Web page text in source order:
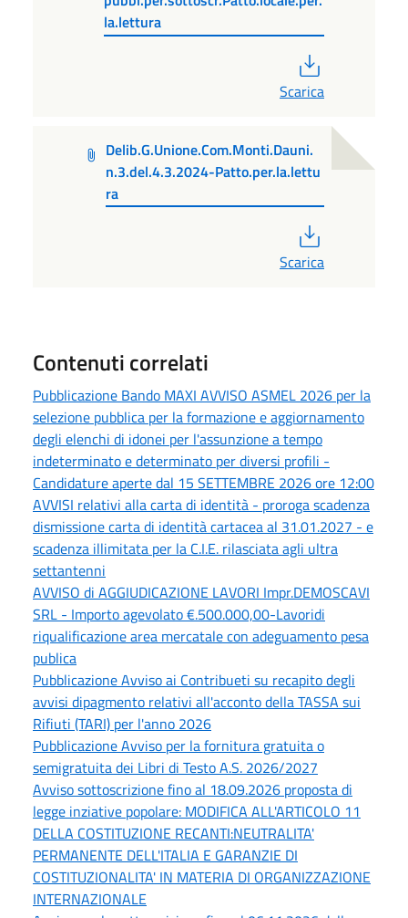
la.lettura
Scarica
Delib.G.Unione.Com.Monti.Dauni.
n.3.del.4.3.2024-Patto.per.la.lettu
ra
Scarica
Contenuti correlati
Pubblicazione Bando MAXI AVVISO ASMEL 2026 per la
selezione pubblica per la formazione e aggiornamento
degli elenchi di idonei per l'assunzione a tempo
indeterminato e determinato per diversi profili -
Candidature aperte dal 15 SETTEMBRE 2026 ore 12:00
AVVISI relativi alla carta di identità - proroga scadenza
dismissione carta di identità cartacea al 31.01.2027 - e
scadenza illimitata per la C.I.E. rilasciata agli ultra
settantenni
AVVISO di AGGIUDICAZIONE LAVORI Impr.DEMOSCAVI
SRL - Importo agevolato €.500.000,00-Lavoridi
riqualificazione area mercatale con adeguamento pesa
publica
Pubblicazione Avviso ai Contribueti su recapito degli
avvisi dipagmento relativi all'acconto della TASSA sui
Rifiuti (TARI) per l'anno 2026
Pubblicazione Avviso per la fornitura gratuita o
semigratuita dei Libri di Testo A.S. 2026/2027
Avviso sottoscrizione fino al 18.09.2026 proposta di
legge inziative popolare: MODIFICA ALL'ARTICOLO 11
DELLA COSTITUZIONE RECANTI:NEUTRALITA'
PERMANENTE DELL'ITALIA E GARANZIE DI
COSTITUZIONALITA' IN MATERIA DI ORGANIZZAZIONE
INTERNAZIONALE